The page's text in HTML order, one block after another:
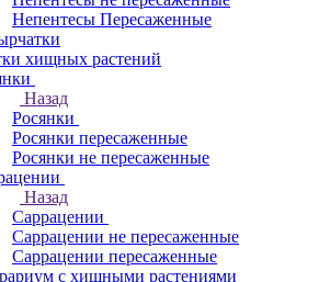
Непентесы Пересаженные
хищных растений
Назад
Росянки
Росянки пересаженные
Росянки не пересаженные
Назад
Саррацении
Саррацении не пересаженные
Саррацении пересаженные
с хищными растениями